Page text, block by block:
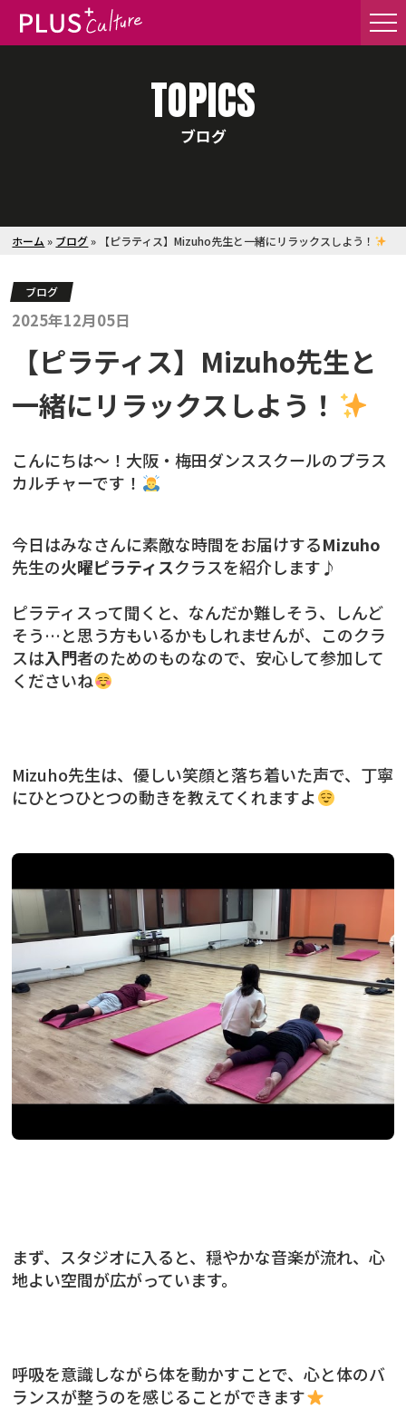
TOPICS
ブログ
ホーム » ブログ» 【ピラティス】Mizuho先生と一緒にリラックスしよう！
ブログ
2025年12月05日
【ピラティス】Mizuho先生と
一緒にリラックスしよう！
こんにちは〜！大阪・梅田ダンススクールのプラス
カルチャーです！
今日はみなさんに素敵な時間をお届けするMizuho
先生の火曜ピラティスクラスを紹介します♪
ピラティスって聞くと、なんだか難しそう、しんど
そう…と思う方もいるかもしれませんが、このクラ
スは入門者のためのものなので、安心して参加して
くださいね
Mizuho先生は、優しい笑顔と落ち着いた声で、丁寧
にひとつひとつの動きを教えてくれますよ
まず、スタジオに入ると、穏やかな音楽が流れ、心
地よい空間が広がっています。
呼吸を意識しながら体を動かすことで、心と体のバ
ランスが整うのを感じることができます